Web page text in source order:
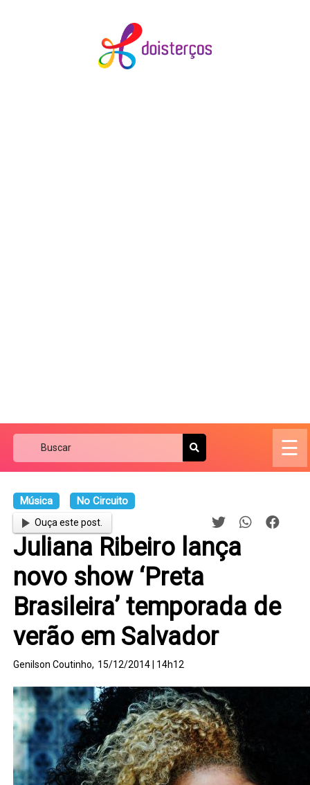
☰
Música No Circuito
Ouça este post.
Juliana Ribeiro lança
novo show ‘Preta
Brasileira’ temporada de
verão em Salvador
Genilson Coutinho, 15/12/2014 | 14h12